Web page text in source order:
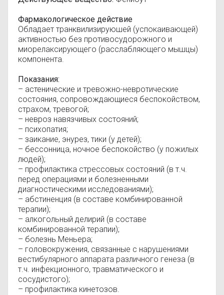
Фармакологическое действие
Обладает транквилизируюшей (успокаивающей)
активностью без противосудорожного и
миорелаксирующего (расслабляющего мышцы)
компонента.
Показания:
– астенические и тревожно-невротические
состояния, сопровождающиеся беспокойством,
страхом, тревогой;
– невроз навязчивых состояний;
– психопатия;
– заикание, энурез, тики (у детей);
– бессонница, ночное беспокойство (у пожилых
людей);
– профилактика стрессовых состояний (в т.ч.
перед операциями и болезненными
диагностическими исследованиями);
– абстиненция (в составе комбинированной
терапии);
– алкогольный делирий (в составе
комбинированной терапии);
– болезнь Меньера;
– головокружения, связанные с нарушениями
вестибулярного аппарата различного генеза (в
т.ч. инфекционного, травматического и
сосудистого);
– профилактика кинетозов.